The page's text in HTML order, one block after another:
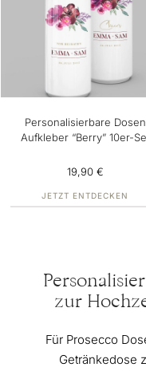
Personalisierbare Dosen
Aufkleber “Berry” 10er-
19,90 €
JETZT ENTDECKEN
zur
Für Prosecco
Getränkedose